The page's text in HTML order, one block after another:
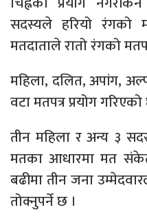
सदस्यले हरियो रंगको
मतदाताले रातो रंगको
महिला, दलित, अपांग,
वटा मतपत्र प्रयोग
तीन महिला र अन्य ३
मतका आधारमा मत
बढीमा तीन जना
तोक्नुपर्ने छ ।